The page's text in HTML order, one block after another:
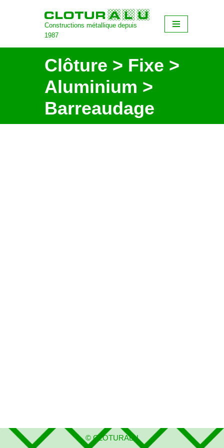
Constructions métallique depuis
1987
Clôture > Fixe >
Aluminium >
Barreaudage
©CLOTURALU